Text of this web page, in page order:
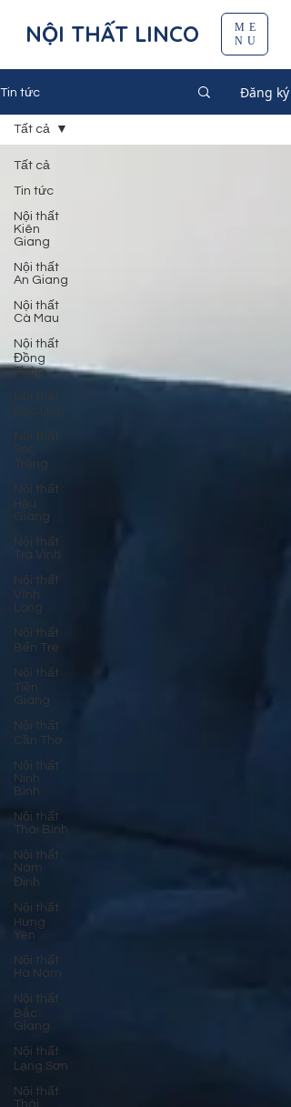
NỘI THẤT LINCO
ME
NU
Tin tức Đăng ký
Tất cả
Tin tức
Nội thất
Kiên
Giang
Nội thất
An Giang
Nội thất
Cà Mau
Nội thất
Đồng
Tháp
Nội thất
Bạc Liêu
Nội thất
Sóc
Trăng
Nội thất
Hậu
Giang
Nội thất
Trà Vinh
Nội thất
Vĩnh
Long
Nội thất
Bến Tre
Nội thất
Tiền
Giang
Nội thất
Cần Thơ
Nội thất
Ninh
Bình
Nội thất
Thái Bình
Nội thất
Nam
Định
Nội thất
Hưng
Yên
Nội thất
Hà Nam
Nội thất
Bắc
Giang
Nội thất
Lạng Sơn
Nội thất
Thái
Tất cả